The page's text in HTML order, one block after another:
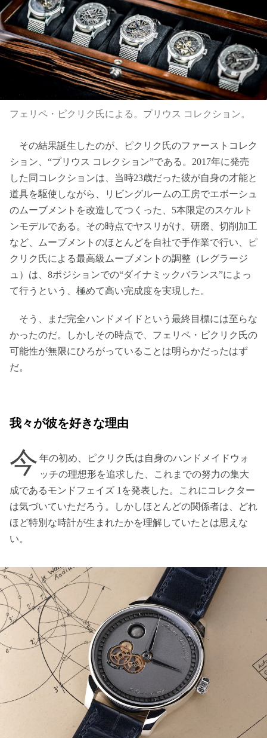
フェリペ・ピクリク氏による。プリウス コレクション。
その結果誕生したのが、ピクリク氏のファーストコレク
ション、“プリウス コレクション”である。2017年に発売
した同コレクションは、当時23歳だった彼が自身の才能と
道具を駆使しながら、リビングルームの工房でエボーシュ
のムーブメントを改造してつくった、5本限定のスケルト
ンモデルである。その時点でヤスリがけ、研磨、切削加工
など、ムーブメントのほとんどを自社で手作業で行い、ピ
クリク氏による最高級ムーブメントの調整（レグラージ
ュ）は、8ポジションでの“ダイナミックバランス”によっ
て行うという、極めて高い完成度を実現した。
そう、まだ完全ハンドメイドという最終目標には至らな
かったのだ。しかしその時点で、フェリペ・ピクリク氏の
可能性が無限にひろがっていることは明らかだったはず
だ。
我々が彼を好きな理由
今 年の初め、ピクリク氏は自身のハンドメイドウォ
ッチの理想形を追求した、これまでの努力の集大
成であるモンドフェイズ 1を発表した。これにコレクター
は気づいていただろう。しかしほとんどの関係者は、どれ
ほど特別な時計が生まれたかを理解していたとは思えな
い。